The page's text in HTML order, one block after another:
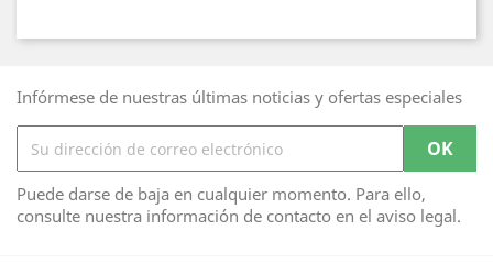
Infórmese de nuestras últimas noticias y ofertas especiales
Puede darse de baja en cualquier momento. Para ello,
consulte nuestra información de contacto en el aviso legal.